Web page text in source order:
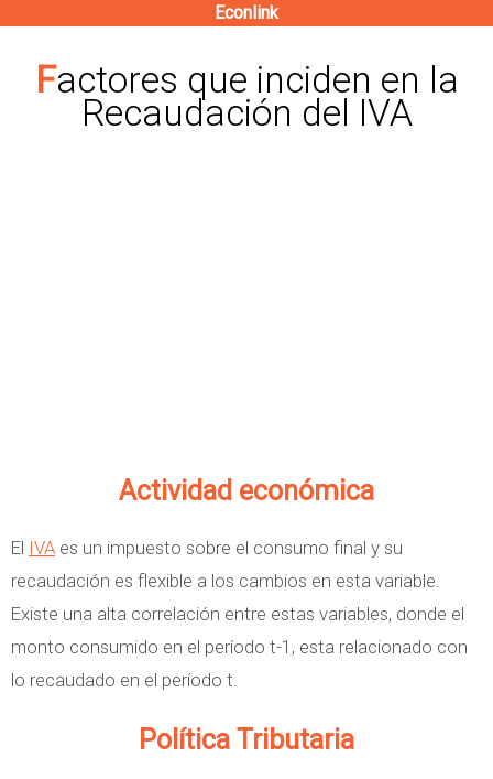
contenido
principal
Econlink
Factores que inciden en la
Recaudación del IVA
Actividad económica
El IVA es un impuesto sobre el consumo final y su
recaudación es flexible a los cambios en esta variable.
Existe una alta correlación entre estas variables, donde el
monto consumido en el período t-1, esta relacionado con
lo recaudado en el período t.
Política Tributaria